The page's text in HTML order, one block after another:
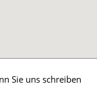
Sie uns schreiben